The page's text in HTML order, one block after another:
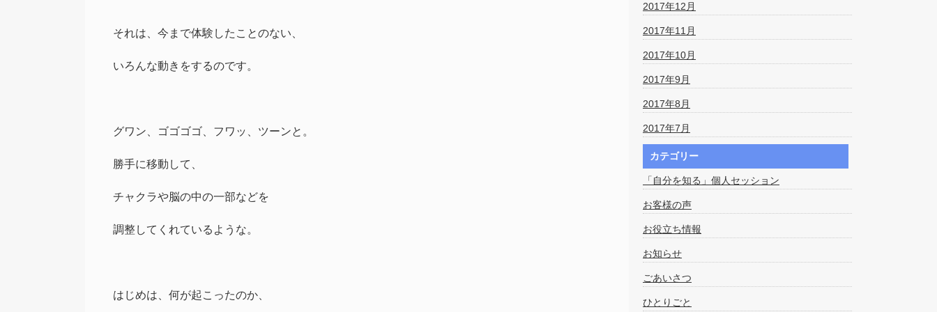
それは、今まで体験したことのない、
いろんな動きをするのです。
グワン、ゴゴゴゴ、フワッ、ツーンと。
勝手に移動して、
チャクラや脳の中の一部などを
調整してくれているような。
はじめは、何が起こったのか、
2017年12月
2017年11月
2017年10月
2017年9月
2017年8月
2017年7月
カテゴリー
「自分を知る」個人セッション
お客様の声
お役立ち情報
お知らせ
ごあいさつ
ひとりごと